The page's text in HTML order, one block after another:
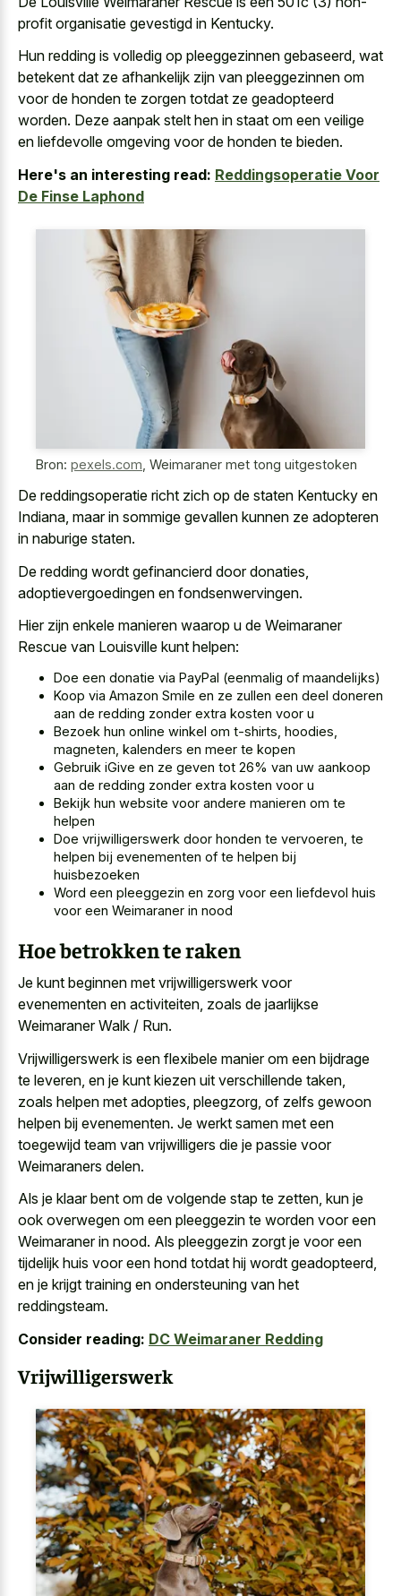
profit organisatie gevestigd in Kentucky.
Hun redding is volledig op pleeggezinnen gebaseerd, wat
betekent dat ze afhankelijk zijn van pleeggezinnen om
voor de honden te zorgen totdat ze geadopteerd
worden. Deze aanpak stelt hen in staat om een veilige
en liefdevolle omgeving voor de honden te bieden.
Here's an interesting read: Reddingsoperatie Voor
De Finse Laphond
Bron: pexels.com Weimaraner met tong uitgestoken
De reddingsoperatie richt zich op de staten Kentucky en
Indiana, maar in sommige gevallen kunnen ze adopteren
in naburige staten.
De redding wordt gefinancierd door donaties,
adoptievergoedingen en fondsenwervingen.
Hier zijn enkele manieren waarop u de Weimaraner
Rescue van Louisville kunt helpen:
Doe een donatie via PayPal (eenmalig of maandelijks)
Koop via Amazon Smile en ze zullen een deel doneren
aan de redding zonder extra kosten voor u
Bezoek hun online winkel om t-shirts, hoodies,
magneten, kalenders en meer te kopen
Gebruik iGive en ze geven tot 26% van uw aankoop
aan de redding zonder extra kosten voor u
Bekijk hun website voor andere manieren om te
helpen
Doe vrijwilligerswerk door honden te vervoeren, te
helpen bij evenementen of te helpen bij
huisbezoeken
Word een pleeggezin en zorg voor een liefdevol huis
voor een Weimaraner in nood
Hoe betrokken te raken
Je kunt beginnen met vrijwilligerswerk voor
evenementen en activiteiten, zoals de jaarlijkse
Weimaraner Walk / Run.
Vrijwilligerswerk is een flexibele manier om een bijdrage
te leveren, en je kunt kiezen uit verschillende taken,
zoals helpen met adopties, pleegzorg, of zelfs gewoon
helpen bij evenementen. Je werkt samen met een
toegewijd team van vrijwilligers die je passie voor
Weimaraners delen.
Als je klaar bent om de volgende stap te zetten, kun je
ook overwegen om een pleeggezin te worden voor een
Weimaraner in nood. Als pleeggezin zorgt je voor een
tijdelijk huis voor een hond totdat hij wordt geadopteerd,
en je krijgt training en ondersteuning van het
reddingsteam.
Consider reading: DC Weimaraner Redding
Vrijwilligerswerk